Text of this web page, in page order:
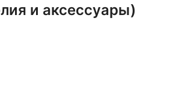
и аксессуары)